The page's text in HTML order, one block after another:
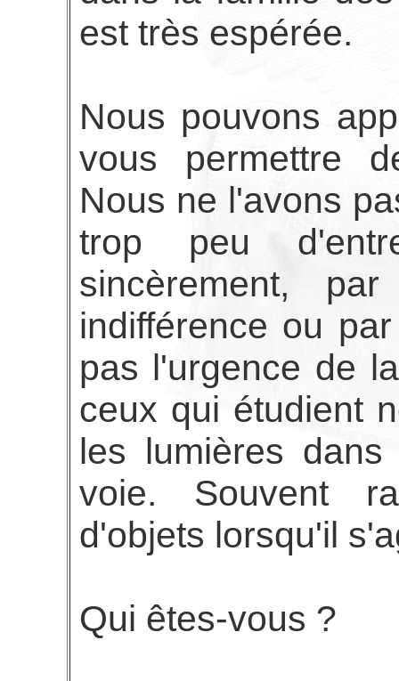
est très espérée.
Nous pouvons
vous permettre
Nous ne l'avons
trop peu
sincèrement,
indifférence ou
pas l'urgence de
ceux qui étudient
les lumières
voie. Souvent
d'objets lorsqu'il
Qui êtes-vous ?